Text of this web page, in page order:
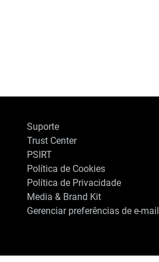
Suporte
Trust Center
PSIRT
Política de Cookies
Política de Privacidade
Media & Brand Kit
Gerenciar preferências de e-mail